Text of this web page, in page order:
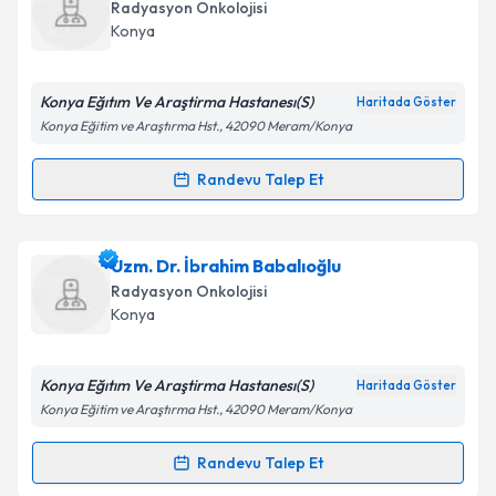
Takvim Talebini Gönder
için bir takvim hazırlandığında e-posta ile
bilgilendireceğiz.
Kişisel verilerimin işlenmesine ilişkinAydınlatma
kapsamda işlenmesini kabul ediyorum.
Radyasyon Onkolojisi
Konya
Konya Eğıtım Ve Araştirma Hastanesı(S) Haritada Göster
Konya Eğitim ve Araştırma Hst., 42090 Meram/Konya
Randevu Talep Et
Randevu Takvimi Talebi
Uzm. Dr. Meral Büyükterziiçin randevu takvimi
talebi oluşturun. Size bu uzmandan randevu almanız
için bir takvim hazırlandığında e-posta ile
bilgilendireceğiz.
Kişisel verilerimin işlenmesine ilişkinAydınlatma
Uzm. Dr. İbrahim Babalıoğlu
Radyasyon Onkolojisi
Konya
Konya Eğıtım Ve Araştirma Hastanesı(S) Haritada Göster
Konya Eğitim ve Araştırma Hst., 42090 Meram/Konya
Randevu Talep Et
Randevu Takvimi Talebi